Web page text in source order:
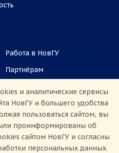
Работа в НовГУ
Партнёрам
41, каб.
и аналитические сервисы
НовГУ и большего удобства
пользоваться сайтом, вы
проинформированы об
сайтом НовГУ и согласны
персональных данных.